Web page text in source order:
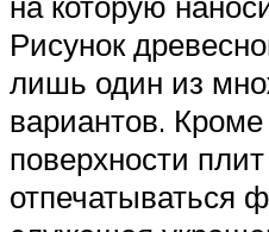
Рисунок
лишь один из
вариантов.
поверхности
отпечатываться